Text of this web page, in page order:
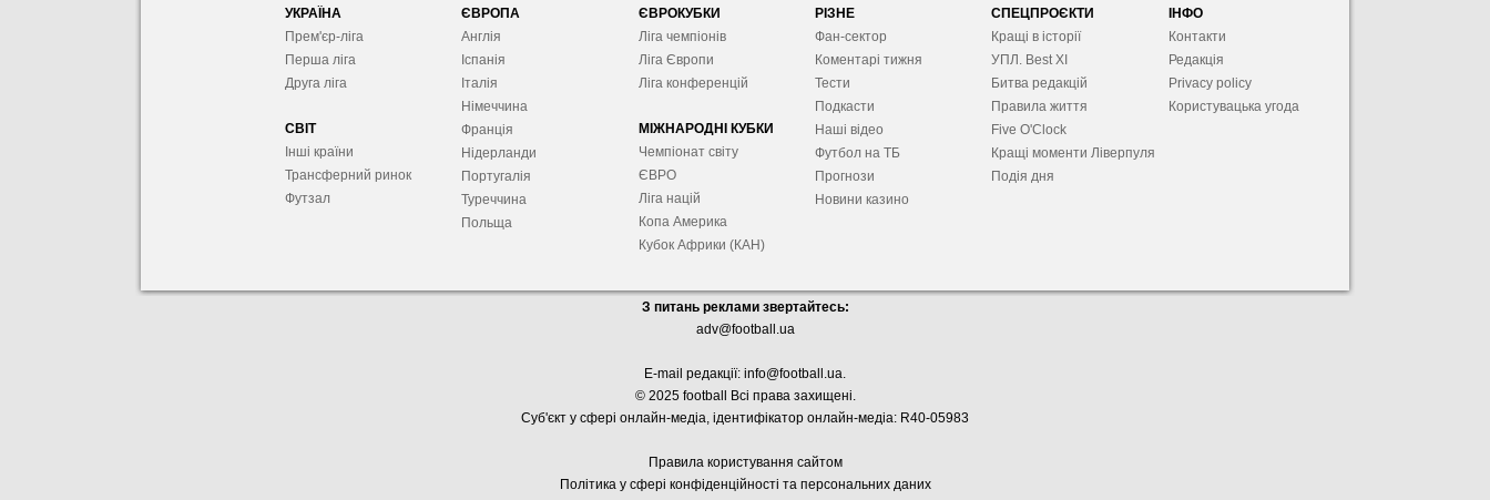
УКРАЇНА
Прем'єр-ліга
Перша ліга
Друга ліга
СВІТ
Інші країни
Трансферний ринок
Футзал
ЄВРОПА
Англія
Іспанія
Італія
Німеччина
Франція
Нідерланди
Португалія
Туреччина
Польща
ЄВРОКУБКИ
Ліга чемпіонів
Ліга Європи
Ліга конференцій
МІЖНАРОДНІ КУБКИ
Чемпіонат світу
ЄВРО
Ліга націй
Копа Америка
Кубок Африки (КАН)
РІЗНЕ
Фан-сектор
Коментарі тижня
Тести
Подкасти
Наші відео
Футбол на ТБ
Прогнози
Новини казино
СПЕЦПРОЄКТИ
Кращі в історії
УПЛ. Best XІ
Битва редакцій
Правила життя
Five O'Clock
Кращі моменти Ліверпуля
Подія дня
ІНФО
Контакти
Редакція
Privacy policy
Користувацька угода
З питань реклами звертайтесь:
adv@football.ua
E-mail редакції: info@football.ua.
© 2025 football Всі права захищені.
Суб'єкт у сфері онлайн-медіа, ідентифікатор онлайн-медіа: R40-05983
Правила користування сайтом
Політика у сфері конфіденційності та персональних даних